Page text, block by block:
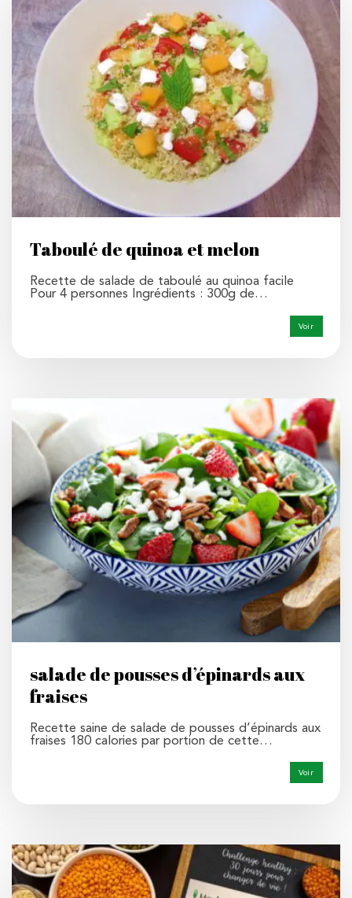
Taboulé de quinoa et melon
Recette de salade de taboulé au quinoa facile
Pour 4 personnes Ingrédients : 300g de…
Voir
salade de pousses d’épinards aux
fraises
Recette saine de salade de pousses d’épinards aux
fraises 180 calories par portion de cette…
Voir